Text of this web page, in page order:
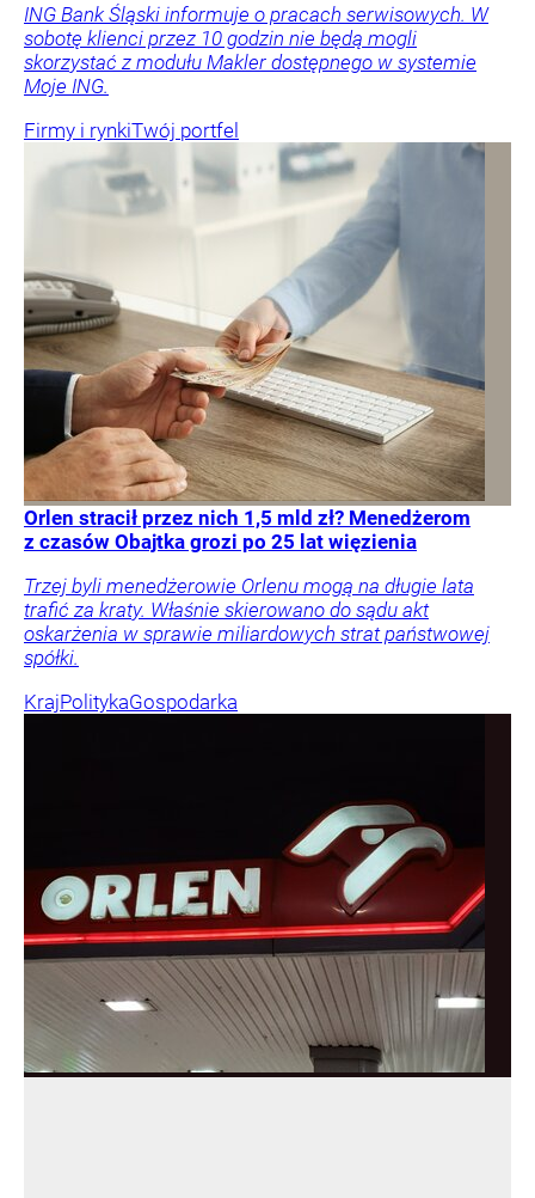
ING Bank Śląski informuje o pracach serwisowych. W
sobotę klienci przez 10 godzin nie będą mogli
skorzystać z modułu Makler dostępnego w systemie
Moje ING.
Firmy i rynkiTwój portfel
Orlen stracił przez nich 1,5 mld zł? Menedżerom
z czasów Obajtka grozi po 25 lat więzienia
Trzej byli menedżerowie Orlenu mogą na długie lata
trafić za kraty. Właśnie skierowano do sądu akt
oskarżenia w sprawie miliardowych strat państwowej
spółki.
KrajPolitykaGospodarka